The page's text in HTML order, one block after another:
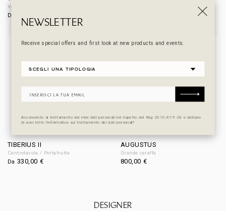
Vaso
Da
TIBERIUS II
Centrotavola / Portafrutta
Da330,00 €
AUGUSTUS
Grande caraffa
800,00 €
DESIGNER
NEWSLETTER
Receive special offers and first look at new products and events.
Acconsento al trattamento dei miei dati personali nel rispetto del Reg 2016/679 UE e dichiaro
di aver letto l’informativa sul trattamento dei dati personali*